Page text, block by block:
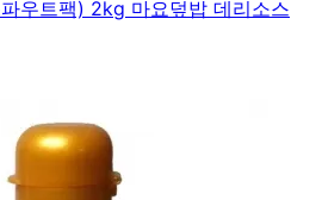
우트팩) 2kg 마요덮밥 데리소스